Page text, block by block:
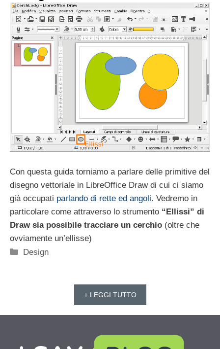
Con questa guida torniamo a parlare delle primitive del
disegno vettoriale in LibreOffice Draw di cui ci siamo
già occupati parlando di rette ed angoli. Vedremo in
particolare come attraverso lo strumento “Ellissi” di
Draw sia possibile tracciare un cerchio (oltre che
ovviamente un’ellisse)
Categorie
Design
+ LEGGI TUTTO